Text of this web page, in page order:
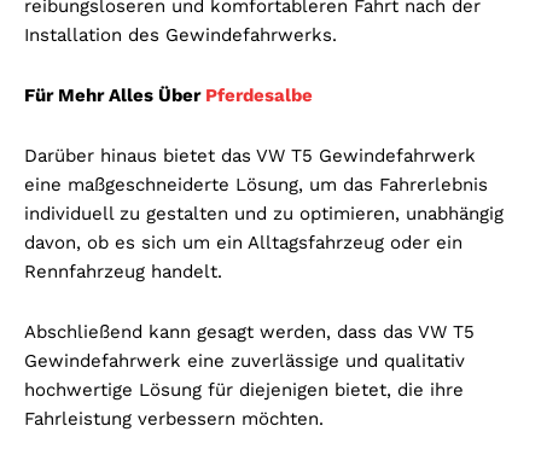
reibungsloseren und komfortableren Fahrt nach der
Installation des Gewindefahrwerks.
Für Mehr Alles Über Pferdesalbe
Darüber hinaus bietet das VW T5 Gewindefahrwerk
eine maßgeschneiderte Lösung, um das Fahrerlebnis
individuell zu gestalten und zu optimieren, unabhängig
davon, ob es sich um ein Alltagsfahrzeug oder ein
Rennfahrzeug handelt.
Abschließend kann gesagt werden, dass das VW T5
Gewindefahrwerk eine zuverlässige und qualitativ
hochwertige Lösung für diejenigen bietet, die ihre
Fahrleistung verbessern möchten.